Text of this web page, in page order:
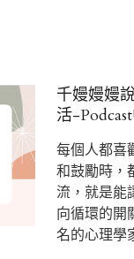
千嫚嫚嫚
活-
每個人都喜
和鼓勵時，
流，就是能
向循環的開
名的心理學